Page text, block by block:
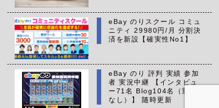
eBay のりスクール コミュ
ニティ 29980円/月 分割決
済を新設【確実性No1】
eBay のり 評判 実績 参加
者 実況中継 【インタビュ
ー71名 Blog104名（重複
なし）】 随時更新